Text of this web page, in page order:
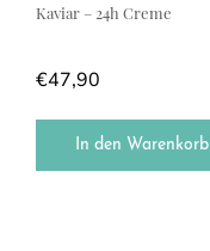
Kaviar – 24h Creme
€47,90
In den Warenkorb